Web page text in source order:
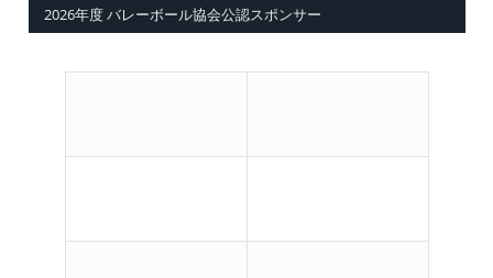
2026年度 バレーボール協会公認スポンサー